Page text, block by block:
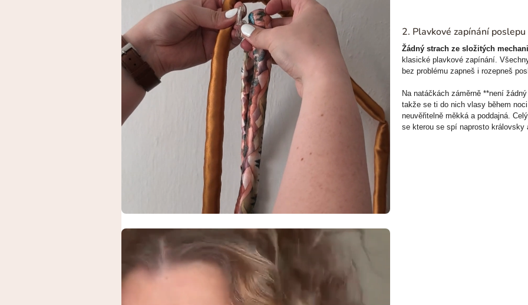
2. Plavkové zapínání poslepu
Žádný strach ze složitých
klasické plavkové zapínání.
bez problému zapneš i rozepneš
Na natáčkách záměrně **není
takže se ti do nich vlasy během
neuvěřitelně měkká a poddajná.
se kterou se spí naprosto královsky